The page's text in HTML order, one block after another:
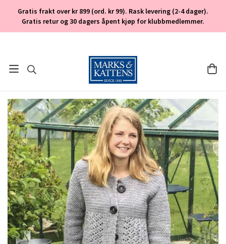
Gratis frakt over kr 899 (ord. kr 99). Rask levering (2-4 dager).
Gratis retur og 30 dagers åpent kjøp for klubbmedlemmer.